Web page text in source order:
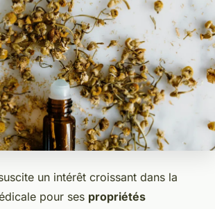
un intérêt croissant dans la
pour ses propriétés